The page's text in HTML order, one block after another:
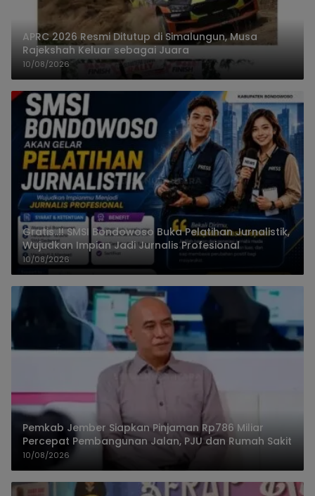
APRC 2026 Resmi Ditutup di Simalungun, Musa
Rajekshah Keluar sebagai Juara
10/08/2026
Gratis..!! SMSI Bondowoso Buka Pelatihan Jurnalistik,
Wujudkan Impian Jadi Jurnalis Profesional
10/08/2026
Pemkab Jember Siapkan Pinjaman Rp786 Miliar
Percepat Pembangunan Jalan, PJU dan Rumah Sakit
10/08/2026